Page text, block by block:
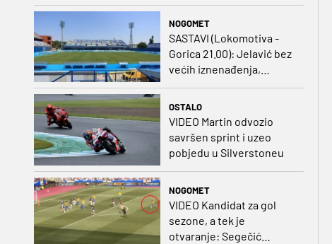
NOGOMET
SASTAVI (Lokomotiva -
Gorica 21.00): Jelavić bez
većih iznenađenja,
Carević u vatru gurnuo
OSTALO
VIDEO Martin odvozio
savršen sprint i uzeo
pobjedu u Silverstoneu
NOGOMET
VIDEO Kandidat za gol
sezone, a tek je
otvaranje: Segečić